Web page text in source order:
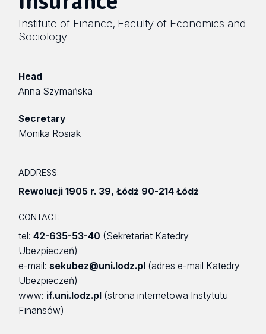
Institute of Finance, Faculty of Economics and
Sociology
Head
Anna Szymańska
Secretary
Monika Rosiak
ADDRESS:
Rewolucji 1905 r. 39,Łódź 90-214 Łódź
CONTACT:
tel:42-635-53-40 (Sekretariat Katedry
Ubezpieczeń)
e-mail: sekubez@uni.lodz.pl (adres e-mail Katedry
Ubezpieczeń)
www: if.uni.lodz.pl (strona internetowa Instytutu
Finansów)